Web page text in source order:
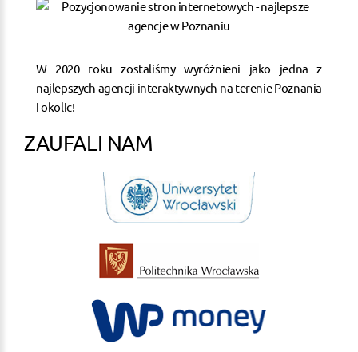
W 2020 roku zostaliśmy wyróżnieni jako jedna z
najlepszych agencji interaktywnych na terenie Poznania
i okolic!
ZAUFALI NAM